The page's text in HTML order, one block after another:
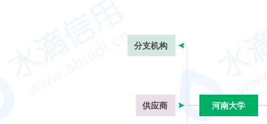
河南大学
分支机构
供应商 河南大学